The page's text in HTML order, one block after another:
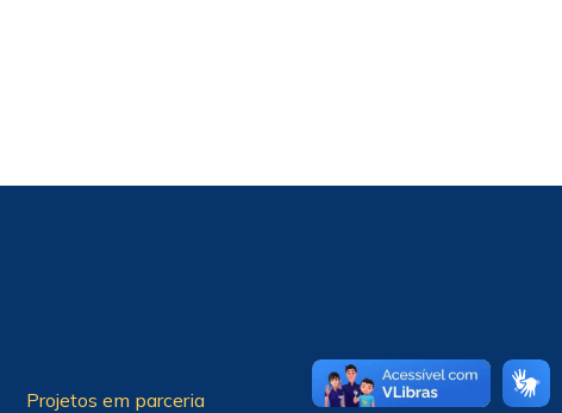
Projetos em parceria